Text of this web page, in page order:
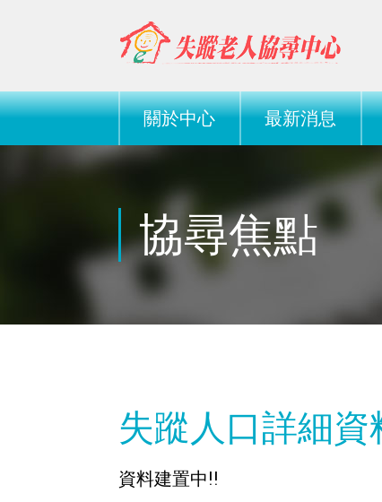
關於中心 最新消息
協尋焦點
失蹤人口詳細資
資料建置中!!